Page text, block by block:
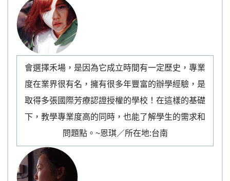
會選擇禾場，是因為它成立時間有一定歷史，專業
度在業界很有名，擁有很多年豐富的辦學經驗，是
取得多張國際芳療認證授權的學校！在這樣的基礎
下，教學專業度高的同時，也能了解學生的需求和
問題點。~恩琪／所在地:台南